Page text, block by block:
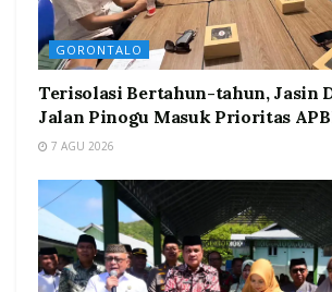
GORONTALO
Terisolasi Bertahun-tahun, Jasin
Jalan Pinogu Masuk Prioritas
7 AGU 2026